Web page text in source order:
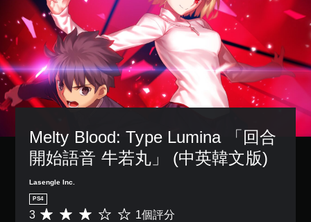
Melty Blood: Type Lumina 「回合
開始語音 牛若丸」 (中英韓文版)
Lasengle Inc.
PS4
平
3 1個評分